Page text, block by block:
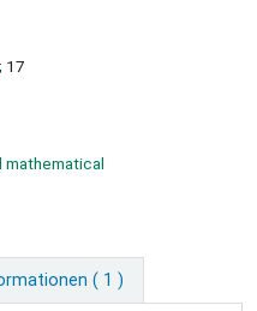
17
mathematical
( 1 )